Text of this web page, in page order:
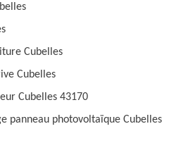
Cubelles
Cubelles
Cubelles 43170
panneau photovoltaïque Cubelles